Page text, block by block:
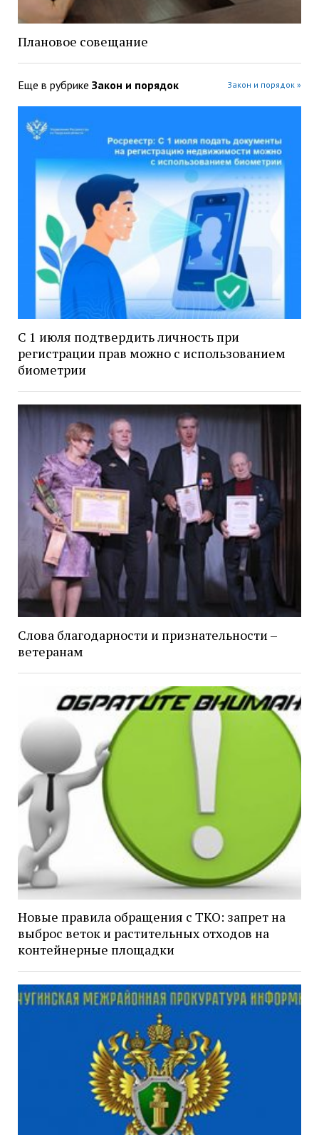
Плановое совещание
Еще в рубрике Закон и порядок Закон и порядок »
С 1 июля подтвердить личность при
регистрации прав можно с использованием
биометрии
Слова благодарности и признательности –
ветеранам
Новые правила обращения с ТКО: запрет на
выброс веток и растительных отходов на
контейнерные площадки